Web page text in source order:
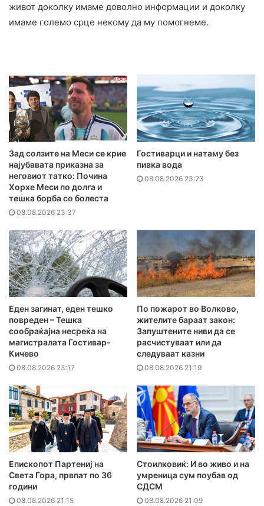
живот доколку имаме доволно информации и доколку
имаме големо срце некому да му помогнеме.
Зад солзите на Меси се крие
најубавата приказна за
неговиот татко: Почина
Хорхе Меси по долга и
тешка борба со болеста
08.08.2026 23:37
Гостиварци и натаму без
пивка вода
08.08.2026 23:23
Еден загинат, еден тешко
повреден – Тешка
сообраќајна несреќа на
магистралата Гостивар-
Кичево
08.08.2026 23:17
По пожарот во Волково,
жителите бараат закон:
Запуштените ниви да се
расчистуваат или да
следуваат казни
08.08.2026 21:19
Епископот Партениј на
Света Гора, првпат по 36
години
08.08.2026 21:15
Стоилковиќ: И во живо и на
умреница сум поубав од
СДСМ
08.08.2026 21:09